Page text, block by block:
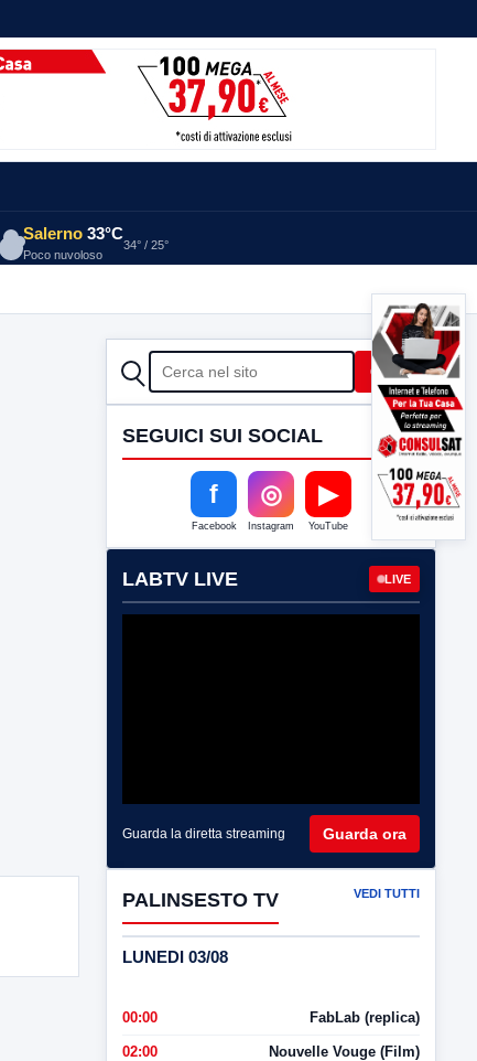
Salerno 33°C
Poco nuvoloso
34° / 25°
CERCA Cerca
SEGUICI SUI SOCIAL
f
Facebook
◎
Instagram
▶
YouTube
LABTV LIVE LIVE
Guarda la diretta streaming Guarda ora
PALINSESTO TV VEDI TUTTI
LUNEDI 03/08
00:00 FabLab (replica)
02:00 Nouvelle Vouge (Film)